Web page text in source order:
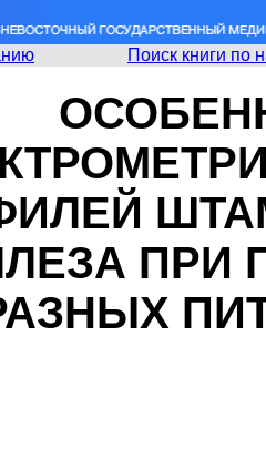
Поиск книги по
ПРИ